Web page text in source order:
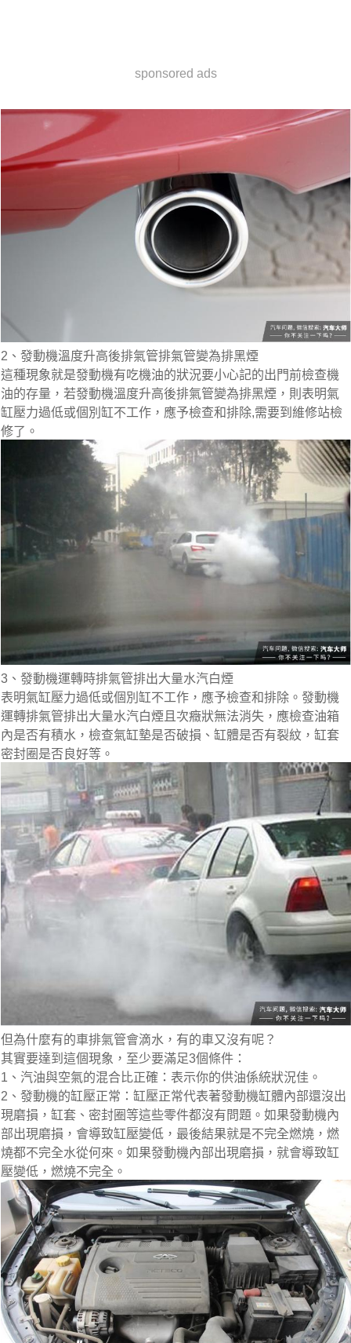
sponsored ads
2、發動機溫度升高後排氣管排氣管變為排黑煙
這種現象就是發動機有吃機油的狀況要小心記的出門前檢查機
油的存量，若發動機溫度升高後排氣管變為排黑煙，則表明氣
缸壓力過低或個別缸不工作，應予檢查和排除,需要到維修站檢
修了。
3、發動機運轉時排氣管排出大量水汽白煙
表明氣缸壓力過低或個別缸不工作，應予檢查和排除。發動機
運轉排氣管排出大量水汽白煙且次癥狀無法消失，應檢查油箱
內是否有積水，檢查氣缸墊是否破損、缸體是否有裂紋，缸套
密封圈是否良好等。
但為什麼有的車排氣管會滴水，有的車又沒有呢？
其實要達到這個現象，至少要滿足3個條件：
1、汽油與空氣的混合比正確：表示你的供油係統狀況佳。
2、發動機的缸壓正常：缸壓正常代表著發動機缸體內部還沒出
現磨損，缸套、密封圈等這些零件都沒有問題。如果發動機內
部出現磨損，會導致缸壓變低，最後結果就是不完全燃燒，燃
燒都不完全水從何來。如果發動機內部出現磨損，就會導致缸
壓變低，燃燒不完全。